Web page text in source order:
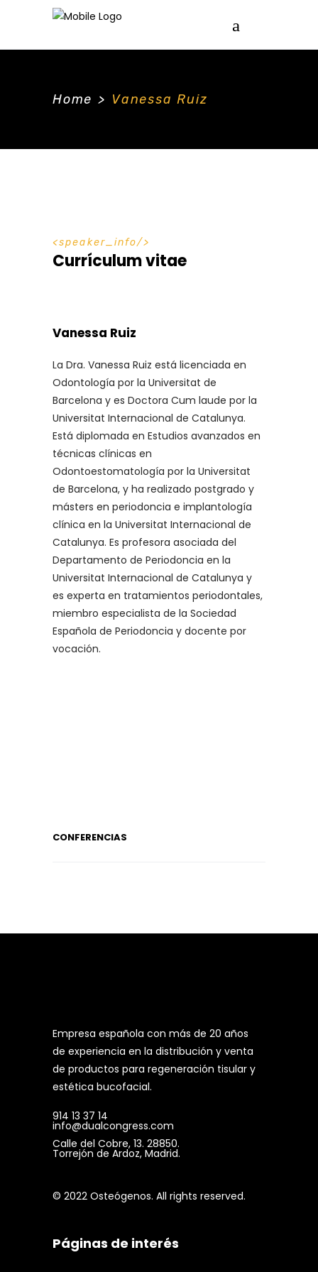
Home > Vanessa Ruiz
speaker_info
Currículum vitae
Vanessa Ruiz
La Dra. Vanessa Ruiz está licenciada en
Odontología por la Universitat de
Barcelona y es Doctora Cum laude por la
Universitat Internacional de Catalunya.
Está diplomada en Estudios avanzados en
técnicas clínicas en
Odontoestomatología por la Universitat
de Barcelona, y ha realizado postgrado y
másters en periodoncia e implantología
clínica en la Universitat Internacional de
Catalunya. Es profesora asociada del
Departamento de Periodoncia en la
Universitat Internacional de Catalunya y
es experta en tratamientos periodontales,
miembro especialista de la Sociedad
Española de Periodoncia y docente por
vocación.
CONFERENCIAS
Empresa española con más de 20 años
de experiencia en la distribución y venta
de productos para regeneración tisular y
estética bucofacial.
914 13 37 14
info@dualcongress.com
Calle del Cobre, 13. 28850.
Torrejón de Ardoz, Madrid.
© 2022 Osteógenos. All rights reserved.
Páginas de interés